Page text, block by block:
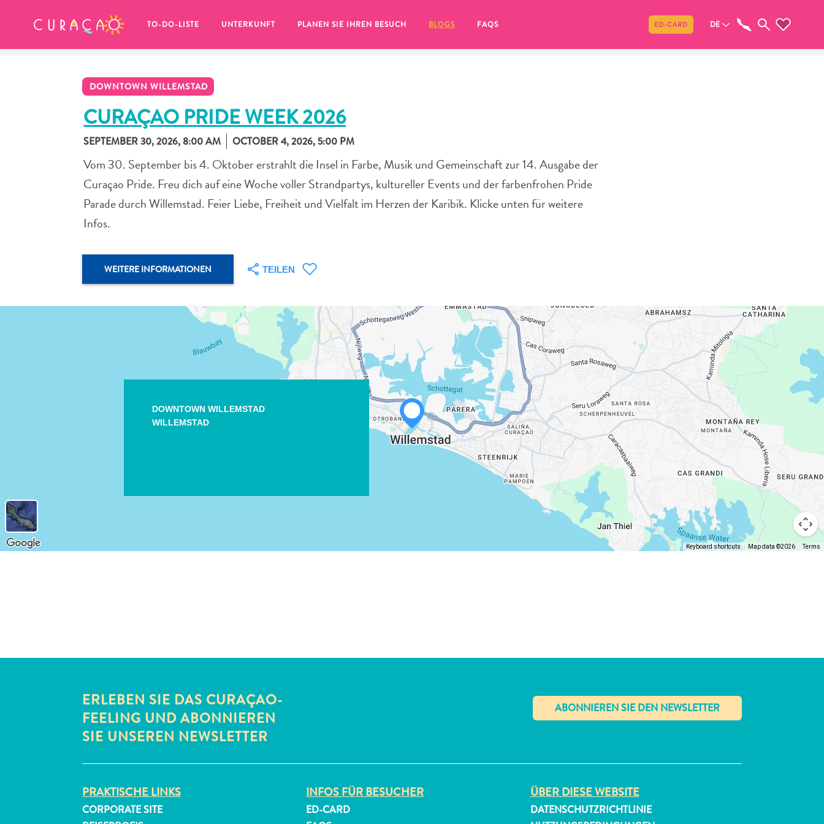
TO-DO-LISTE UNTERKUNFT PLANEN SIE IHREN BESUCH BLOGS FAQS ED-CARD DE
DOWNTOWN WILLEMSTAD
CURAÇAO PRIDE WEEK 2026
SEPTEMBER 30, 2026, 8:00 AM OCTOBER 4, 2026, 5:00 PM
Vom 30. September bis 4. Oktober erstrahlt die Insel in Farbe, Musik und Gemeinschaft zur 14. Ausgabe der
Curaçao Pride. Freu dich auf eine Woche voller Strandpartys, kultureller Events und der farbenfrohen Pride
Parade durch Willemstad. Feier Liebe, Freiheit und Vielfalt im Herzen der Karibik. Klicke unten für weitere
Infos.
WEITERE INFORMATIONEN TEILEN
WHATSAPP
DOWNTOWN WILLEMSTAD
WILLEMSTAD
Keyboard shortcuts Map data ©2026 Terms
ERLEBEN SIE DAS CURAÇAO-
FEELING UND ABONNIEREN
SIE UNSEREN NEWSLETTER
✕
PRAKTISCHE LINKS
CORPORATE SITE
INFOS FÜR BESUCHER
ED-CARD
ÜBER DIESE WEBSITE
DATENSCHUTZRICHTLINIE
MEINE FAVORITEN Teilen
keine Lieblingsorte in Curaçao
gespeichert haben.